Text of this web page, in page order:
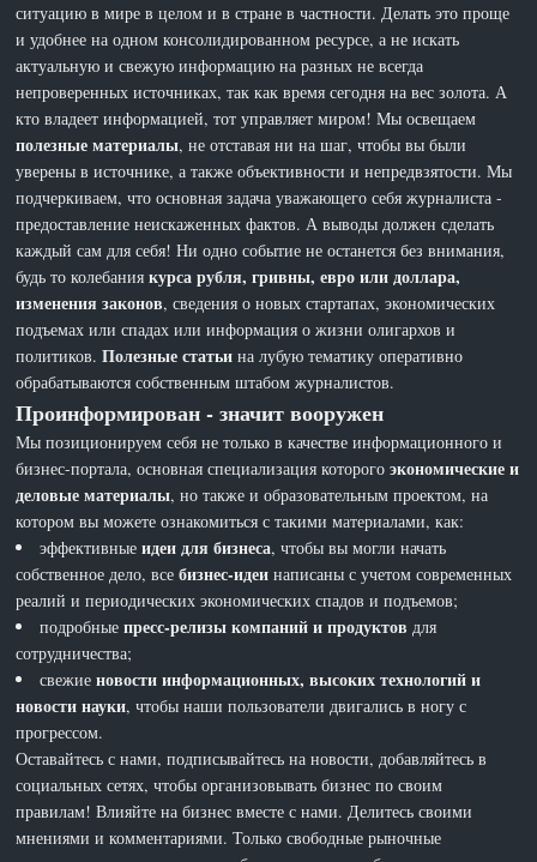
ситуацию в мире в целом и в стране в частности. Делать это проще
и удобнее на одном консолидированном ресурсе, а не искать
актуальную и свежую информацию на разных не всегда
непроверенных источниках, так как время сегодня на вес золота. А
кто владеет информацией, тот управляет миром! Мы освещаем
полезные материалы, не отставая ни на шаг, чтобы вы были
уверены в источнике, а также объективности и непредвзятости. Мы
подчеркиваем, что основная задача уважающего себя журналиста -
предоставление неискаженных фактов. А выводы должен сделать
каждый сам для себя! Ни одно событие не останется без внимания,
будь то колебаниякурса рубля, гривны, евро или доллара,
изменения законов, сведения о новых стартапах, экономических
подъемах или спадах или информация о жизни олигархов и
политиков.Полезные статьи на лубую тематику оперативно
обрабатываются собственным штабом журналистов.
Проинформирован - значит вооружен
Мы позиционируем себя не только в качестве информационного и
бизнес-портала, основная специализация которогоэкономические и
деловые материалы, но также и образовательным проектом, на
котором вы можете ознакомиться с такими материалами, как:
эффективныеидеи для бизнеса, чтобы вы могли начать
собственное дело, всебизнес-идеи написаны с учетом современных
реалий и периодических экономических спадов и подъемов;
подробныепресс-релизы компаний и продуктов для
сотрудничества;
свежиеновости информационных, высоких технологий и
новости науки, чтобы наши пользователи двигались в ногу с
прогрессом.
Оставайтесь с нами, подписывайтесь на новости, добавляйтесь в
социальных сетях, чтобы организовывать бизнес по своим
правилам! Влияйте на бизнес вместе с нами. Делитесь своими
мнениями и комментариями. Только свободные рыночные